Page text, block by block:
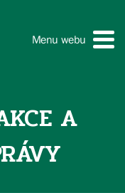
Menu webu
A